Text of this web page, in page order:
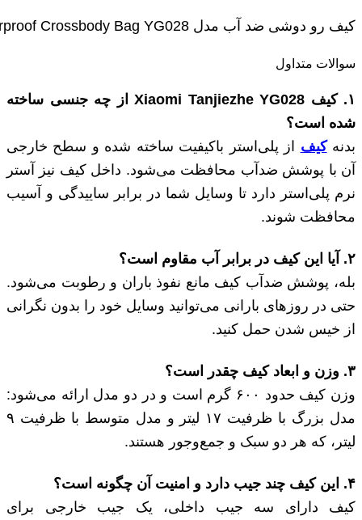
کیف رو دوشی ضد آب مدل Xiaomi Tanjiezhe Waterproof Crossbody Bag YG028
سوالات متداول
۱.کیف
از چه جنسی ساخته
شده است؟
بدنهکیف از پلی‌استر باکیفیت ساخته شده و سطح خارجی
آن با پوشش ضدآب محافظت می‌شود. داخل کیف نیز آستر
نرم پلی‌استر دارد تا وسایل شما در برابر ساییدگی و آسیب
محافظت شوند.
۲. آیا این کیف در برابر آب مقاوم است؟
بله، پوشش ضدآب کیف مانع نفوذ باران و رطوبت می‌شود.
حتی در روزهای بارانی می‌توانید وسایل خود را بدون نگرانی
از خیس شدن حمل کنید.
۳. وزن و ابعاد کیف چقدر است؟
وزن کیف حدود ۶۰۰ گرم است و در دو مدل ارائه می‌شود:
مدل بزرگ با ظرفیت ۱۷ لیتر و مدل متوسط با ظرفیت ۹
لیتر، که هر دو سبک و جمع‌وجور هستند.
۴. این کیف چند جیب دارد و امنیت آن چگونه است؟
کیف دارای سه جیب داخلی، یک جیب خارجی برای